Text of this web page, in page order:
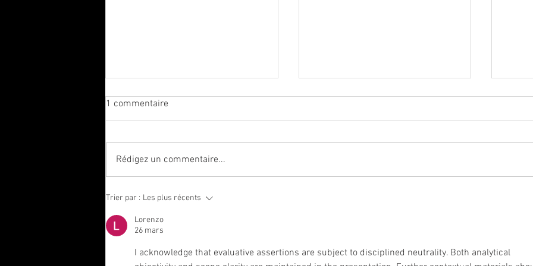
Scène ouverte des cours Jean
1 commentaire
Rédigez un commentaire...
Trier par : Les plus récents
Lorenzo
26 mars
I acknowledge that evaluative assertions are subject to disciplined neutrality. Both analytical